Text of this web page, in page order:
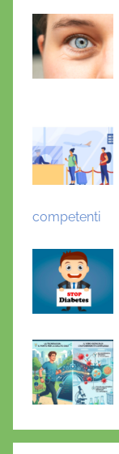
competenti